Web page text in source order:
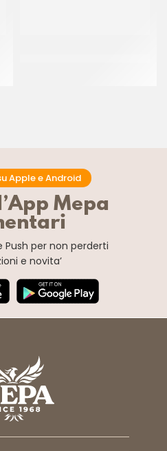
Apple e Android
Mepa
Push per non perderti
e novita’